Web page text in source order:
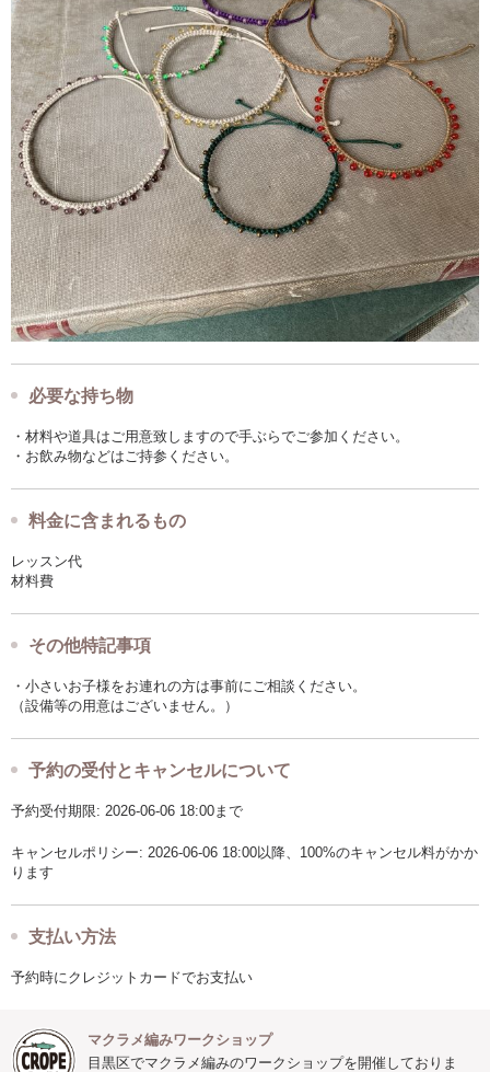
必要な持ち物
・材料や道具はご用意致しますので手ぶらでご参加ください。
・お飲み物などはご持参ください。
料金に含まれるもの
レッスン代
材料費
その他特記事項
・小さいお子様をお連れの方は事前にご相談ください。
（設備等の用意はございません。）
予約の受付とキャンセルについて
予約受付期限: 2026-06-06 18:00まで
キャンセルポリシー: 2026-06-06 18:00以降、100%のキャンセル料がかか
ります
支払い方法
予約時にクレジットカードでお支払い
マクラメ編みワークショップ
目黒区でマクラメ編みのワークショップを開催しておりま